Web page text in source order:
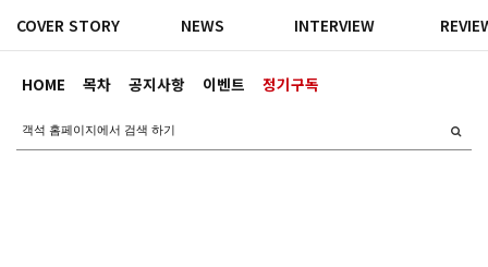
HOME 목차 공지사항 이벤트 정기구독
COVER STORY NEWS INTERVIEW